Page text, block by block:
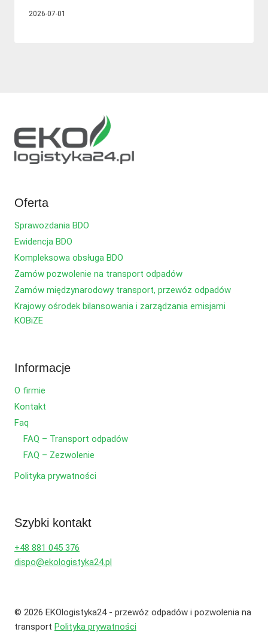
2026-07-01
Oferta
Sprawozdania BDO
Ewidencja BDO
Kompleksowa obsługa BDO
Zamów pozwolenie na transport odpadów
Zamów międzynarodowy transport, przewóz odpadów
Krajowy ośrodek bilansowania i zarządzania emisjami
KOBiZE
Informacje
O firmie
Kontakt
Faq
FAQ – Transport odpadów
FAQ – Zezwolenie
Polityka prywatności
Szybki kontakt
+48 881 045 376
dispo@ekologistyka24.pl
© 2026 EKOlogistyka24 - przewóz odpadów i pozwolenia na
transport Polityka prywatności